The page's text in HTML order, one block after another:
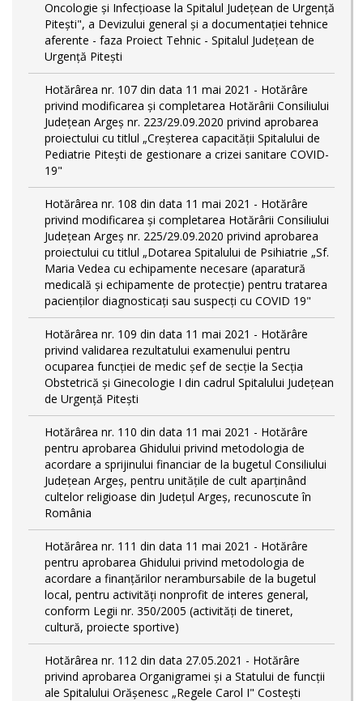
Oncologie și Infecțioase la Spitalul Județean de Urgență
Pitești", a Devizului general și a documentației tehnice
aferente - faza Proiect Tehnic - Spitalul Județean de
Urgență Pitești
Hotărârea nr. 107 din data 11 mai 2021 - Hotărâre
privind modificarea și completarea Hotărârii Consiliului
Județean Argeș nr. 223/29.09.2020 privind aprobarea
proiectului cu titlul „Creșterea capacității Spitalului de
Pediatrie Pitești de gestionare a crizei sanitare COVID-
19"
Hotărârea nr. 108 din data 11 mai 2021 - Hotărâre
privind modificarea și completarea Hotărârii Consiliului
Județean Argeș nr. 225/29.09.2020 privind aprobarea
proiectului cu titlul „Dotarea Spitalului de Psihiatrie „Sf.
Maria Vedea cu echipamente necesare (aparatură
medicală și echipamente de protecție) pentru tratarea
pacienților diagnosticați sau suspecți cu COVID 19"
Hotărârea nr. 109 din data 11 mai 2021 - Hotărâre
privind validarea rezultatului examenului pentru
ocuparea funcției de medic șef de secție la Secția
Obstetrică și Ginecologie I din cadrul Spitalului Județean
de Urgență Pitești
Hotărârea nr. 110 din data 11 mai 2021 - Hotărâre
pentru aprobarea Ghidului privind metodologia de
acordare a sprijinului financiar de la bugetul Consiliului
Judeţean Argeş, pentru unităţile de cult aparţinând
cultelor religioase din Judeţul Argeş, recunoscute în
România
Hotărârea nr. 111 din data 11 mai 2021 - Hotărâre
pentru aprobarea Ghidului privind metodologia de
acordare a finanţărilor nerambursabile de la bugetul
local, pentru activităţi nonprofit de interes general,
conform Legii nr. 350/2005 (activități de tineret,
cultură, proiecte sportive)
Hotărârea nr. 112 din data 27.05.2021 - Hotărâre
privind aprobarea Organigramei și a Statului de funcţii
ale Spitalului Orășenesc „Regele Carol I" Costești